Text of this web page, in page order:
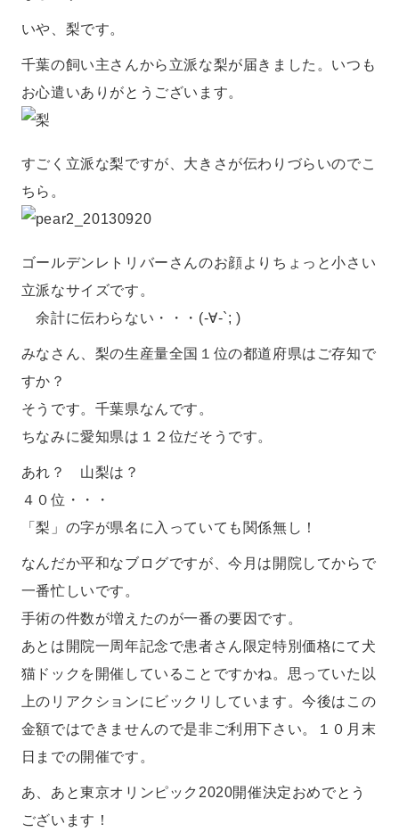
いや、梨です。
千葉の飼い主さんから立派な梨が届きました。いつも
お心遣いありがとうございます。
すごく立派な梨ですが、大きさが伝わりづらいのでこ
ちら。
ゴールデンレトリバーさんのお顔よりちょっと小さい
立派なサイズです。
余計に伝わらない・・・(-∀-`; )
みなさん、梨の生産量全国１位の都道府県はご存知で
すか？
そうです。千葉県なんです。
ちなみに愛知県は１２位だそうです。
あれ？ 山梨は？
４０位・・・
「梨」の字が県名に入っていても関係無し！
なんだか平和なブログですが、今月は開院してからで
一番忙しいです。
手術の件数が増えたのが一番の要因です。
あとは開院一周年記念で患者さん限定特別価格にて犬
猫ドックを開催していることですかね。思っていた以
上のリアクションにビックリしています。今後はこの
金額ではできませんので是非ご利用下さい。１０月末
日までの開催です。
あ、あと東京オリンピック2020開催決定おめでとう
ございます！